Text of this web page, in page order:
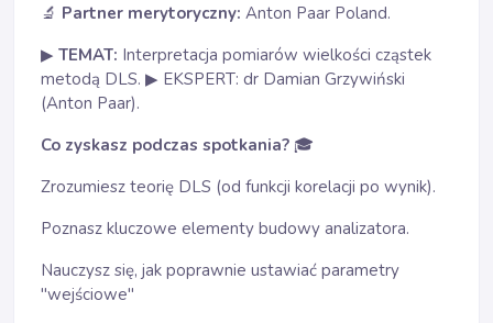
🔬 Partner merytoryczny: Anton Paar Poland.
▶ TEMAT: Interpretacja pomiarów wielkości cząstek
metodą DLS. ▶ EKSPERT: dr Damian Grzywiński
(Anton Paar).
Co zyskasz podczas spotkania? 🎓
Zrozumiesz teorię DLS (od funkcji korelacji po wynik).
Poznasz kluczowe elementy budowy analizatora.
Nauczysz się, jak poprawnie ustawiać parametry
"wejściowe"